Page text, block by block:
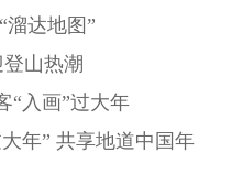
溜达地图”
山热潮
“入画”过大年
年” 共享地道中国年